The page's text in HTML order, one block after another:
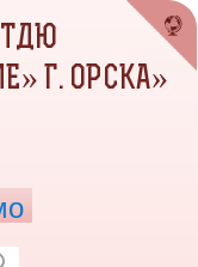
Г. ОРСКА»